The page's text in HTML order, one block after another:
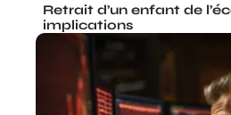
Retrait d’un enfant de
implications